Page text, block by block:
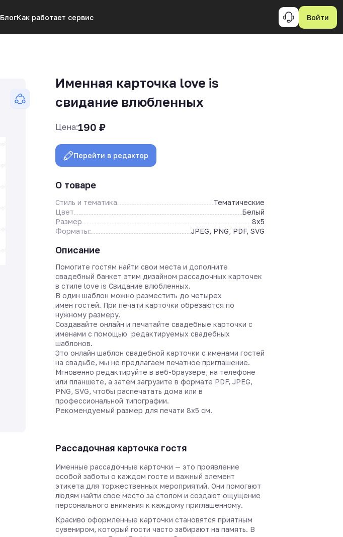
БлогКак работает сервис Войти
Именная карточка love is
свидание влюбленных
Цена:190 ₽
Перейти в редактор
Описание
Помогите гостям найти свои места и дополните
свадебный банкет этим дизайном рассадочных карточек
в стиле love is Свидание влюбленных.
В один шаблон можно разместить до четырех
имен гостей. При печати карточки обрезаются по
нужному размеру.
Создавайте онлайн и печатайте свадебные карточки с
именами с помощью редактируемых свадебных
шаблонов.
Это онлайн шаблон свадебной карточки с именами гостей
на свадьбе, мы не предлагаем печатное приглашение.
Мгновенно редактируйте в веб-браузере, на телефоне
или планшете, а затем загрузите в формате PDF, JPEG,
PNG, SVG, чтобы распечатать дома или в
профессиональной типографии.
Рекомендуемый размер для печати 8х5 см.
Рассадочная карточка гостя
Именные рассадочные карточки — это проявление
особой заботы о каждом госте и важный элемент
этикета для торжественных мероприятий. Они помогают
людям найти свое место за столом и создают ощущение
персонального внимания к каждому приглашенному.
Красиво оформленные карточки становятся приятным
сувениром, который гости часто забирают на память. В
О товаре
Стиль и тематика
Тематические
Цвет
Белый
Размер
8x5
Форматы:
JPEG, PNG, PDF, SVG